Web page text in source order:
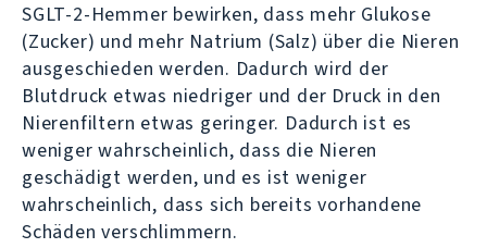
SGLT-2-Hemmer bewirken, dass mehr Glukose
(Zucker) und mehr Natrium (Salz) über die Nieren
ausgeschieden werden. Dadurch wird der
Blutdruck etwas niedriger und der Druck in den
Nierenfiltern etwas geringer. Dadurch ist es
weniger wahrscheinlich, dass die Nieren
geschädigt werden, und es ist weniger
wahrscheinlich, dass sich bereits vorhandene
Schäden verschlimmern.